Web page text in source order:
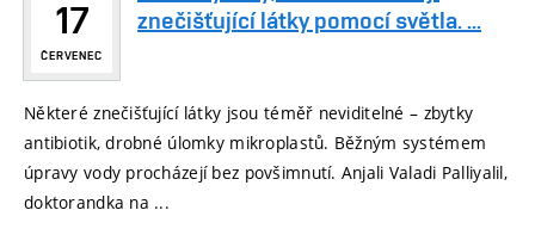
17
ČERVENEC
znečišťující látky pomocí světla. ...
Některé znečišťující látky jsou téměř neviditelné – zbytky
antibiotik, drobné úlomky mikroplastů. Běžným systémem
úpravy vody procházejí bez povšimnutí. Anjali Valadi Palliyalil,
doktorandka na ...